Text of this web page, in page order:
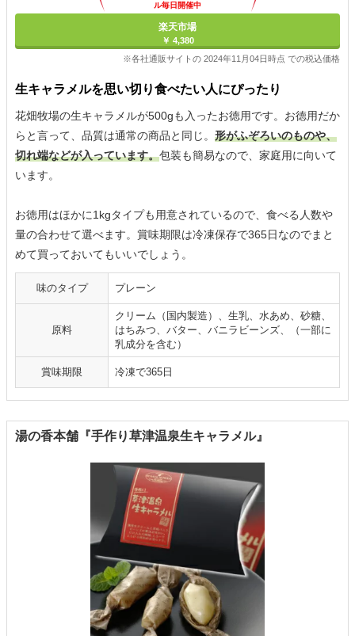
ル毎日開催中
楽天市場
￥ 4,380
※各社通販サイトの 2024年11月04日時点 での税込価格
生キャラメルを思い切り食べたい人にぴったり
花畑牧場の生キャラメルが500gも入ったお徳用です。お徳用だか
らと言って、品質は通常の商品と同じ。 形がふぞろいのものや、
切れ端などが入っています。包装も簡易なので、家庭用に向いて
います。
お徳用はほかに1kgタイプも用意されているので、食べる人数や
量の合わせて選べます。賞味期限は冷凍保存で365日なのでまと
めて買っておいてもいいでしょう。
味のタイプ プレーン
原料
クリーム（国内製造）、生乳、水あめ、砂糖、
はちみつ、バター、バニラビーンズ、（一部に
乳成分を含む）
賞味期限 冷凍で365日
湯の香本舗『手作り草津温泉生キャラメル』